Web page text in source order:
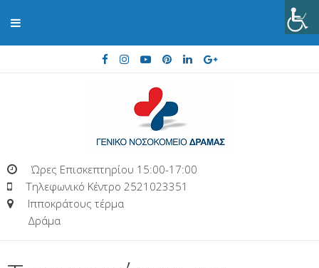
Ώρες Επισκεπτηρίου 15:00-17:00
Τηλεφωνικό Κέντρο 2521023351
Ιπποκράτους τέρμα
Δράμα